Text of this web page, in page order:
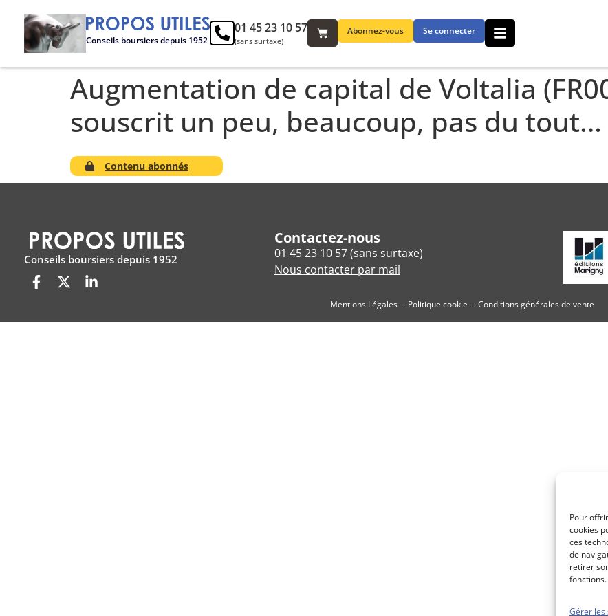
Pour
cookies
ces
de
retirer
fonctions.
Gérer les
Conseils boursiers depuis 1952
Abonnez-vous Se connecter
01 45 23 10 57
(sans surtaxe)
Augmentation de capital de Voltalia
souscrit un peu, beaucoup, pas du tout…
Contenu abonnés
Conseils boursiers depuis 1952
Contactez-nous
01 45 23 10 57 (sans surtaxe)
Nous contacter par mail
Mentions Légales Politique cookie Conditions générales de vente